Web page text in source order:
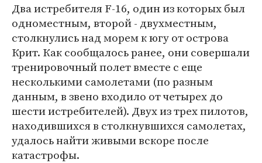
Два истребителя F-16, один из которых был
одноместным, второй - двухместным,
столкнулись над морем к югу от острова
Крит. Как сообщалось ранее, они совершали
тренировочный полет вместе с еще
несколькими самолетами (по разным
данным, в звено входило от четырех до
шести истребителей). Двух из трех пилотов,
находившихся в столкнувшихся самолетах,
удалось найти живыми вскоре после
катастрофы.